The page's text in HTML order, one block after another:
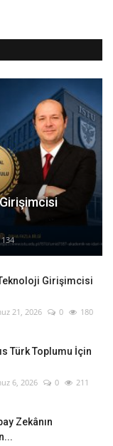
134
Girişimcisi
21, 2026 0 180
Türk Toplumu İçin
6, 2026 0 211
Zekânın